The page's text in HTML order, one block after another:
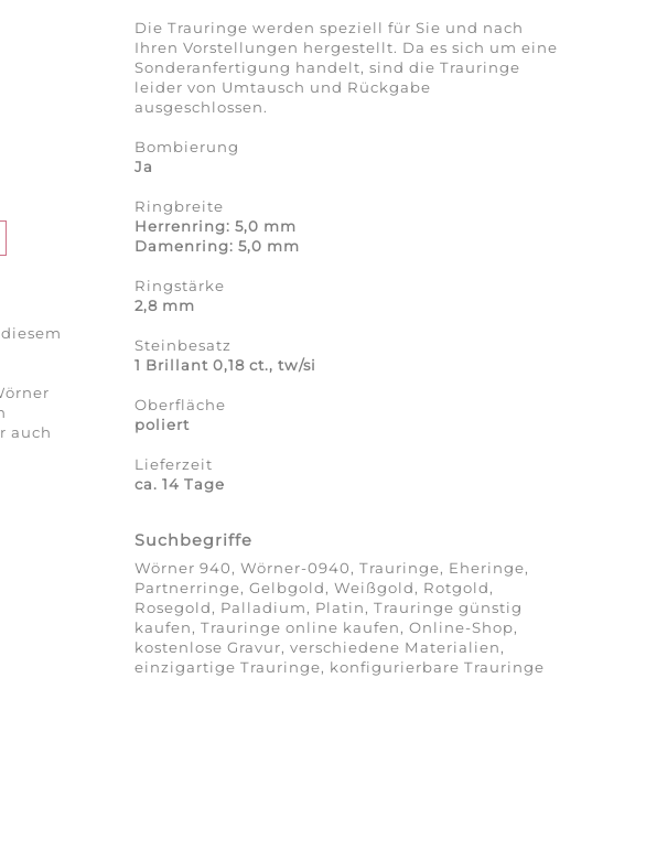
auch
Die Trauringe werden speziell für Sie und nach
Ihren Vorstellungen hergestellt. Da es sich um eine
Sonderanfertigung handelt, sind die Trauringe
leider von Umtausch und Rückgabe
ausgeschlossen.
Bombierung
Ja
Ringbreite
Herrenring: 5,0 mm
Damenring: 5,0 mm
Ringstärke
2,8 mm
Steinbesatz
1 Brillant 0,18 ct., tw/si
Oberfläche
poliert
Lieferzeit
ca. 14 Tage
Suchbegriffe
Wörner 940, Wörner-0940, Trauringe, Eheringe,
Partnerringe, Gelbgold, Weißgold, Rotgold,
Rosegold, Palladium, Platin, Trauringe günstig
kaufen, Trauringe online kaufen, Online-Shop,
kostenlose Gravur, verschiedene Materialien,
einzigartige Trauringe, konfigurierbare Trauringe